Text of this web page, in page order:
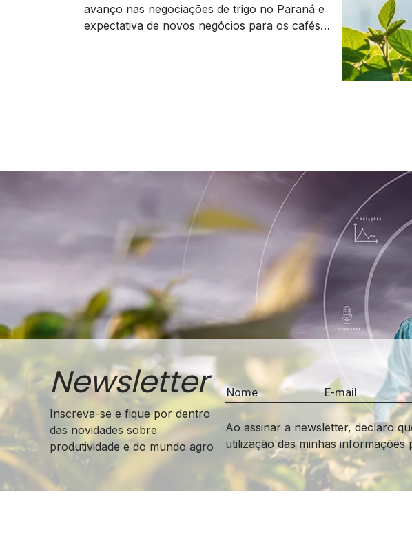
avanço nas negociações de trigo no Paraná e
expectativa de novos negócios para os cafés
Newsletter
Inscreva-se e fique por dentro
das novidades sobre
produtividade e do mundo agro
Ao assinar a newsletter, declaro
utilização das minhas